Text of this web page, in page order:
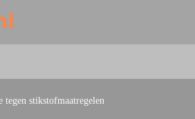
tegen stikstofmaatregelen